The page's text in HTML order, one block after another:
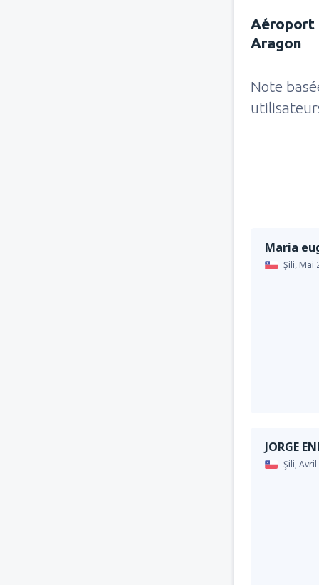
Aéroport
Aragon
Note
Maria
Şili,Mai
JORGE
Şili,Avril